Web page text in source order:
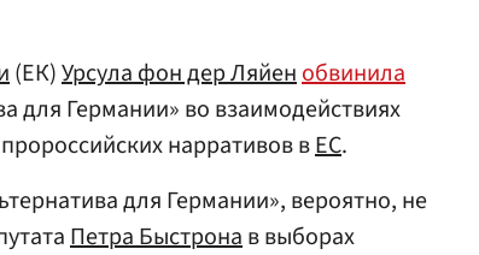
(ЕК)Урсула фон дер Ляйенобвинила
для Германии» во взаимодействиях
нарративов вЕС.
для Германии», вероятно, не
Петра Быстронав выборах